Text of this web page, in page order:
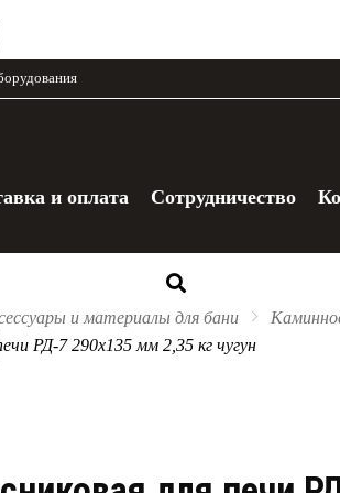
и оплата Сотрудничество
и материалы для бани
РД-7 290х135 мм 2,35 кг чугун